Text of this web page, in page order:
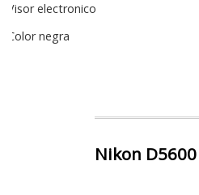
Visor electronico
Color negra
Nikon